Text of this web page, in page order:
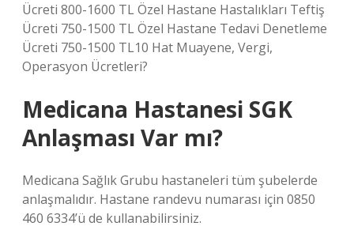
Ücreti 800-1600 TL Özel Hastane Hastalıkları Teftiş
Ücreti 750-1500 TL Özel Hastane Tedavi Denetleme
Ücreti 750-1500 TL10 Hat Muayene, Vergi,
Operasyon Ücretleri?
Medicana Hastanesi SGK
Anlaşması Var mı?
Medicana Sağlık Grubu hastaneleri tüm şubelerde
anlaşmalıdır. Hastane randevu numarası için 0850
460 6334’ü de kullanabilirsiniz.